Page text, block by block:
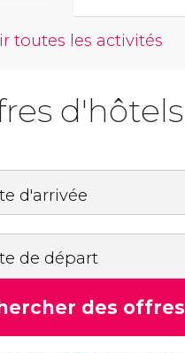
toutes les activités
d'hôtels
d'arrivée
de départ
des offres